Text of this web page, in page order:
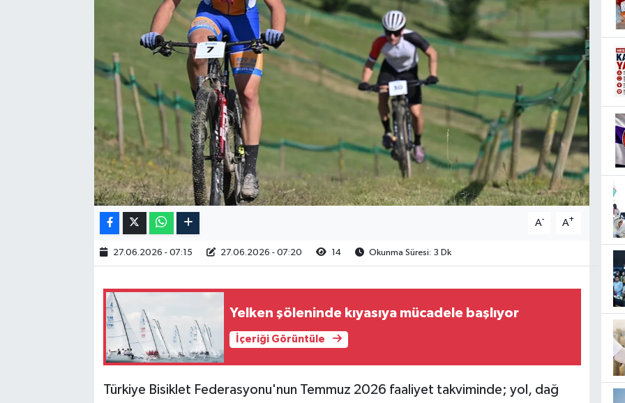
A- A+
27.06.2026 - 07:15 27.06.2026 - 07:20 14 Okunma Süresi: 3 Dk
Yelken şöleninde kıyasıya mücadele başlıyor
İçeriği Görüntüle
Türkiye Bisiklet Federasyonu'nun Temmuz 2026 faaliyet takviminde; yol, dağ